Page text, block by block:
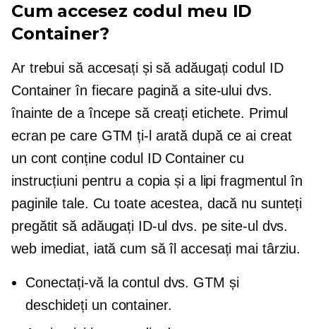
Cum accesez codul meu ID
Container?
Ar trebui să accesați și să adăugați codul ID
Container în fiecare pagină a site-ului dvs.
înainte de a începe să creați etichete. Primul
ecran pe care GTM ți-l arată după ce ai creat
un cont conține codul ID Container cu
instrucțiuni pentru a copia și a lipi fragmentul în
paginile tale. Cu toate acestea, dacă nu sunteți
pregătit să adăugați ID-ul dvs. pe site-ul dvs.
web imediat, iată cum să îl accesați mai târziu.
Conectați-vă la contul dvs. GTM și
deschideți un container.